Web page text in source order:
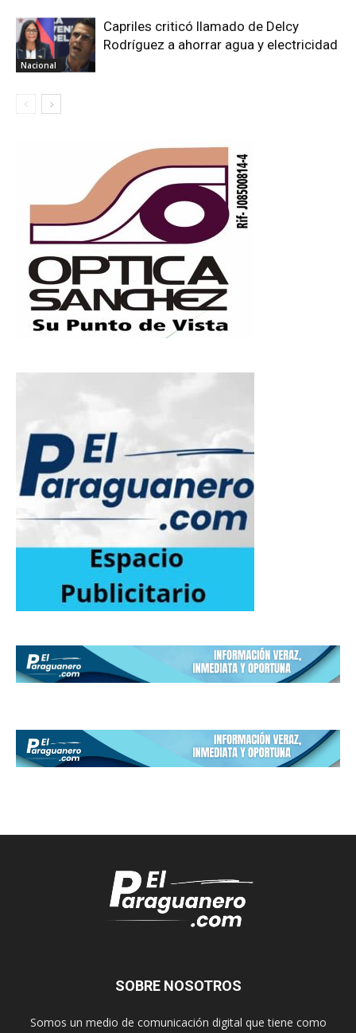
Nacional
Capriles criticó llamado de Delcy
Rodríguez a ahorrar agua y electricidad
SOBRE NOSOTROS
Somos un medio de comunicación digital que tiene como